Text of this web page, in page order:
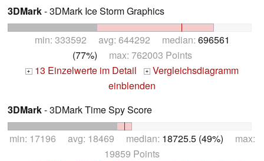
3DMark- 3DMark Ice Storm Graphics
min: 333592 avg: 644292 median: 696561
(77%) max: 762003 Points
+ 13 Einzelwerte im Detail +
Vergleichsdiagramm
einblenden
3DMark- 3DMark Time Spy Score
min: 17196 avg: 18469 median: 18725.5 (49%) max:
19859 Points